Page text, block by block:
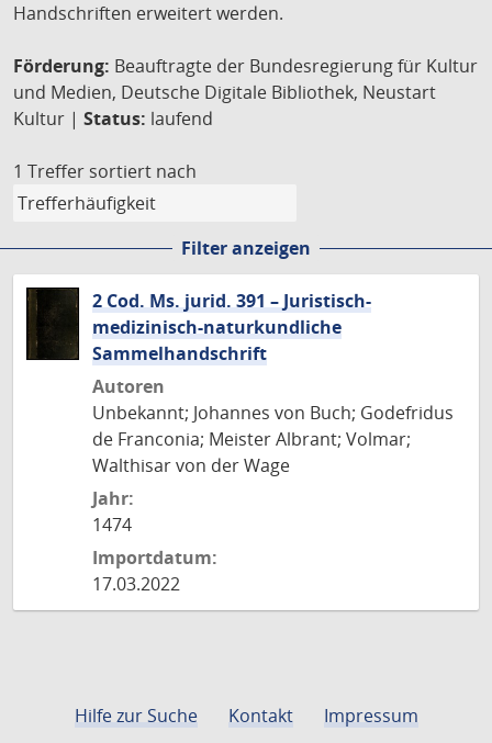
Handschriften erweitert werden.
Förderung: Beauftragte der Bundesregierung für Kultur
und Medien, Deutsche Digitale Bibliothek, Neustart
Kultur | Status: laufend
1 Treffer sortiert nach
Filter anzeigen
2 Cod. Ms. jurid. 391 – Juristisch-
medizinisch-naturkundliche
Sammelhandschrift
Autoren
Unbekannt; Johannes von Buch; Godefridus
de Franconia; Meister Albrant; Volmar;
Walthisar von der Wage
Jahr:
1474
Importdatum:
17.03.2022
Hilfe zur Suche Kontakt
Impressum